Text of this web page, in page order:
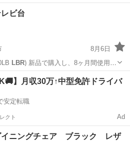
駅
レビ台
8月6日
LBR) 新品で購入し、8ヶ月間使用し
】月収30万↑中型免許ドライバ
安定転職
クト Ad
イニングチェア ブラック レザ